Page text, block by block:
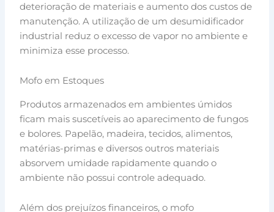
deterioração de materiais e aumento dos custos de
manutenção. A utilização de um desumidificador
industrial reduz o excesso de vapor no ambiente e
minimiza esse processo.
Mofo em Estoques
Produtos armazenados em ambientes úmidos
ficam mais suscetíveis ao aparecimento de fungos
e bolores. Papelão, madeira, tecidos, alimentos,
matérias-primas e diversos outros materiais
absorvem umidade rapidamente quando o
ambiente não possui controle adequado.
Além dos prejuízos financeiros, o mofo